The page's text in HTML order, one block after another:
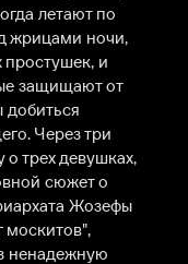
летают по
жрицами ночи,
и
защищают от
добиться
Через три
о трех девушках,
сюжет о
Жозефы
москитов",
ненадежную